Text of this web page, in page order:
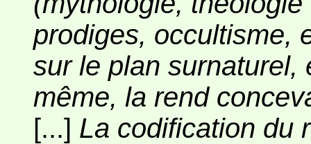
prodiges, occultisme,
sur le plan surnaturel,
même, la rend
[...] La codification du